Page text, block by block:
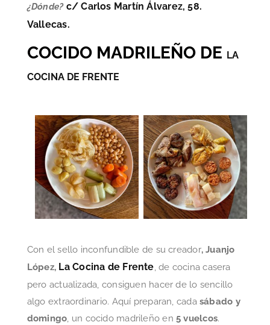
¿Dónde? c/ Carlos Martín Álvarez, 58.
Vallecas.
COCIDO MADRILEÑO DE LA
COCINA DE FRENTE
Con el sello inconfundible de su creador, Juanjo
López, La Cocina de Frente, de cocina casera
pero actualizada, consiguen hacer de lo sencillo
algo extraordinario. Aquí preparan, cadasábado y
domingo, un cocido madrileño en 5 vuelcos.